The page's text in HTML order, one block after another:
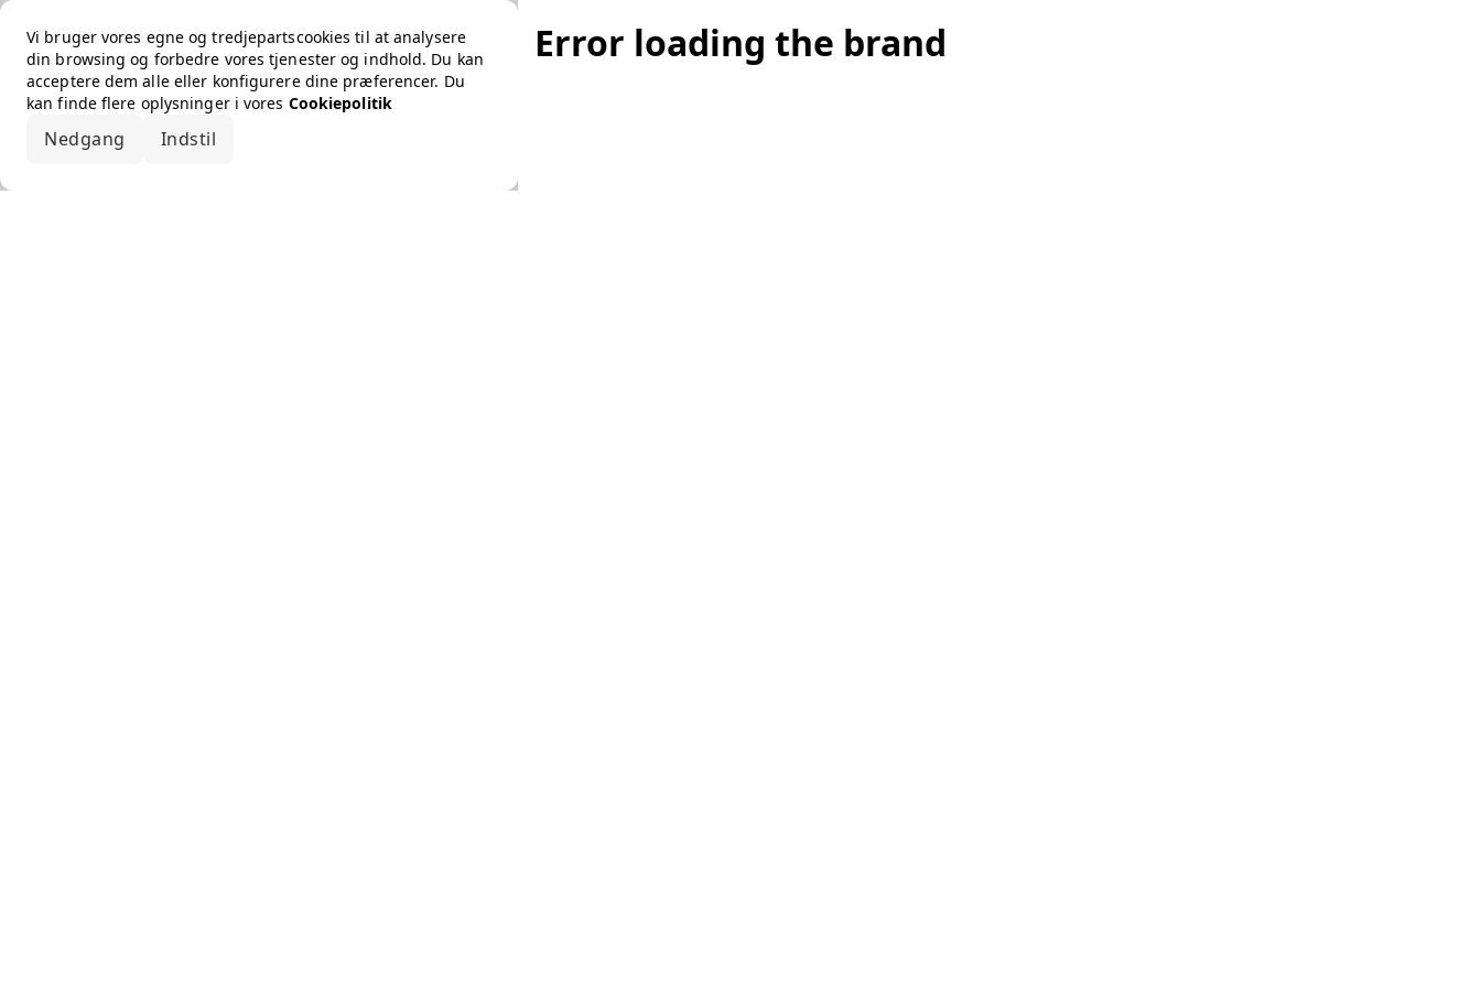
Vi bruger vores egne og tredjepartscookies til at analysere
din browsing og forbedre vores tjenester og indhold. Du kan
acceptere dem alle eller konfigurere dine præferencer. Du
kan finde flere oplysninger i vores Cookiepolitik
Nedgang Indstil
Error loading the brand